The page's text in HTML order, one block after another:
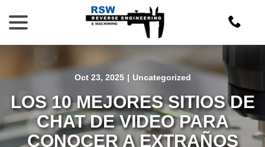
Content
Oct 23, 2025 | Uncategorized
LOS 10 MEJORES SITIOS DE
CHAT DE VIDEO PARA
CONOCER A EXTRAÑOS